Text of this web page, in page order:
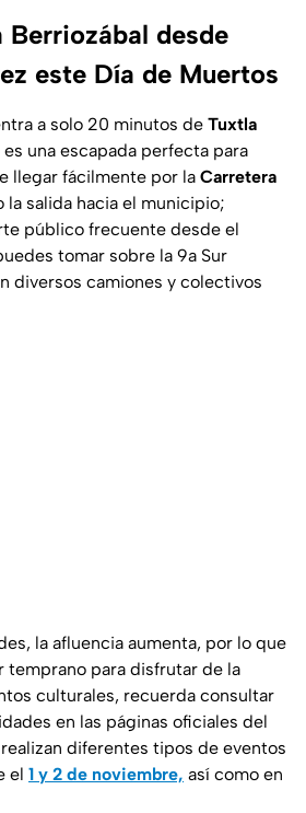
Berriozábal desde
este Día de Muertos
a solo 20 minutos de Tuxtla
una escapada perfecta para
llegar fácilmente por la Carretera
la salida hacia el municipio;
público frecuente desde el
tomar sobre la 9a Sur
diversos camiones y colectivos
la afluencia aumenta, por lo que
temprano para disfrutar de la
culturales, recuerda consultar
en las páginas oficiales del
diferentes tipos de eventos
el 1 y 2 de noviembre, así como en